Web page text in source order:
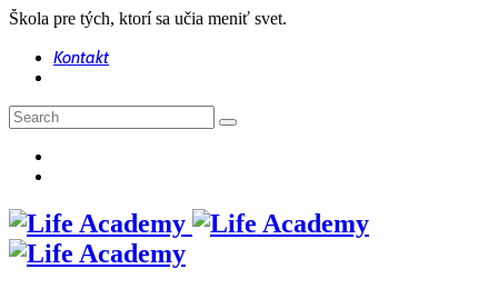
Škola pre tých, ktorí sa učia meniť svet.
Kontakt